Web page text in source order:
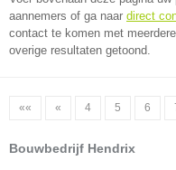
aannemers of ga naar direct
contact te komen met
overige resultaten getoond.
«« « 4 5 6
Bouwbedrijf Hendrix